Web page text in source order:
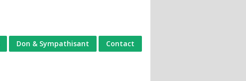
Don & Sympathisant Contact